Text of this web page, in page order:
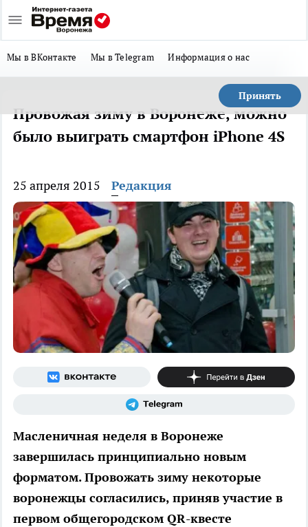
Мы в ВКонтакте Мы в Telegram Информация о нас
Принять
Провожая зиму в Воронеже, можно
было выиграть смартфон iPhone 4S
25 апреля 2015 Редакция
Масленичная неделя в Воронеже
завершилась принципиально новым
форматом. Провожать зиму некоторые
воронежцы согласились, приняв участие в
первом общегородском QR-квесте